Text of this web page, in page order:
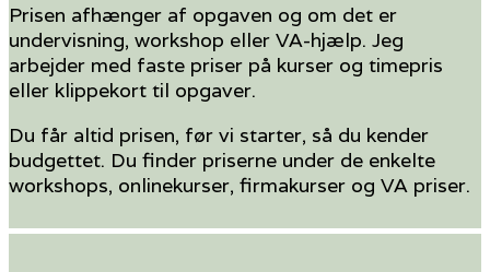
Prisen afhænger af opgaven og om det er
undervisning, workshop eller VA-hjælp. Jeg
arbejder med faste priser på kurser og timepris
eller klippekort til opgaver.
Du får altid prisen, før vi starter, så du kender
budgettet. Du finder priserne under de enkelte
workshops, onlinekurser, firmakurser og VA priser.